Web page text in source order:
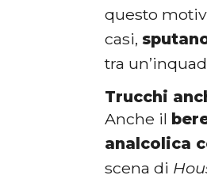
questo
casi,
tra
Trucchi
Anche il
analcolica
scena di